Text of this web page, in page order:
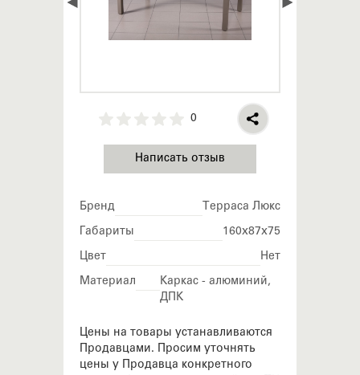
0
Написать отзыв
Бренд Терраса Люкс
Габариты 160х87х75
Цвет Нет
Материал
Каркас - алюминий,
ДПК
Цены на товары устанавливаются
Продавцами. Просим уточнять
цены у Продавца конкретного